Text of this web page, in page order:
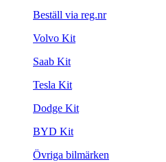
Beställ via reg.nr
Volvo Kit
Saab Kit
Tesla Kit
Dodge Kit
BYD Kit
Övriga bilmärken